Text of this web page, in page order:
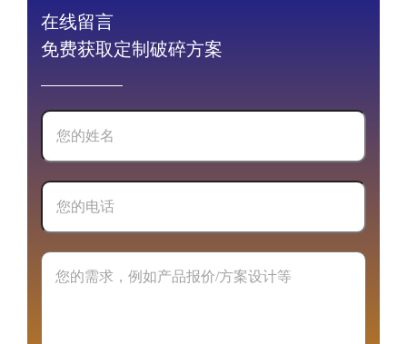
在线留言
免费获取定制破碎方案